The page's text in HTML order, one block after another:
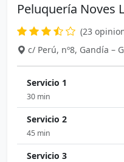
Peluquería Noves
(23
c/ Perú, nº8, Gandía –
Servicio 1
30 min
Servicio 2
45 min
Servicio 3